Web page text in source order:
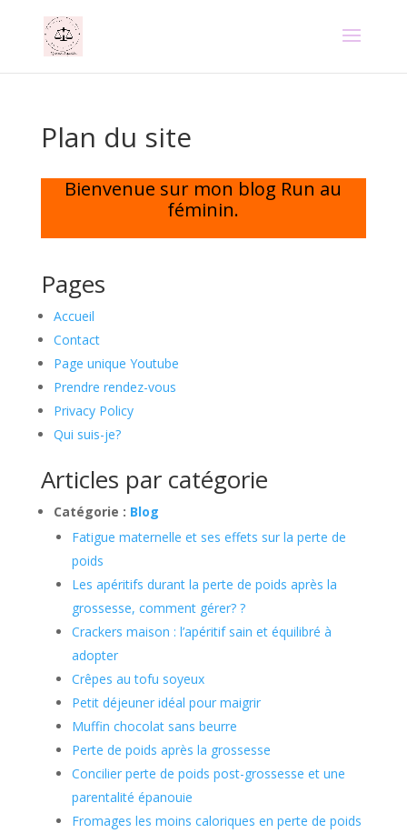
Plan du site
Bienvenue sur mon blog Run au
féminin.
Pages
Accueil
Contact
Page unique Youtube
Prendre rendez-vous
Privacy Policy
Qui suis-je?
Articles par catégorie
Catégorie : Blog
Fatigue maternelle et ses effets sur la perte de
poids
Les apéritifs durant la perte de poids après la
grossesse, comment gérer? ?
Crackers maison : l’apéritif sain et équilibré à
adopter
Crêpes au tofu soyeux
Petit déjeuner idéal pour maigrir
Muffin chocolat sans beurre
Perte de poids après la grossesse
Concilier perte de poids post-grossesse et une
parentalité épanouie
Fromages les moins caloriques en perte de poids